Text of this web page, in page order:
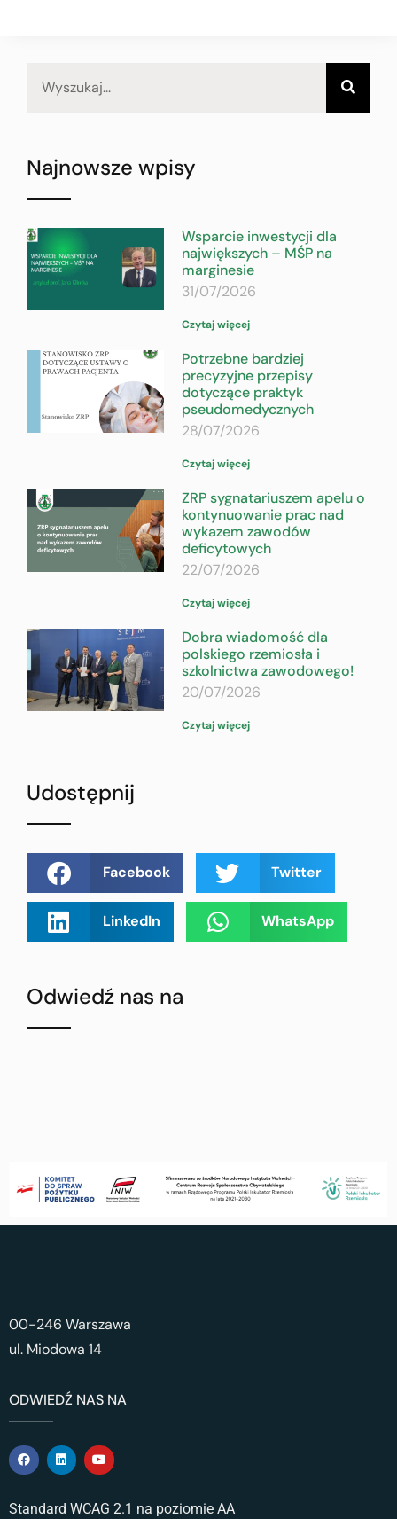
Najnowsze wpisy
Wsparcie inwestycji dla
największych – MŚP na
marginesie
31/07/2026
Czytaj więcej
Potrzebne bardziej
precyzyjne przepisy
dotyczące praktyk
pseudomedycznych
28/07/2026
Czytaj więcej
ZRP sygnatariuszem apelu o
kontynuowanie prac nad
wykazem zawodów
deficytowych
22/07/2026
Czytaj więcej
Dobra wiadomość dla
polskiego rzemiosła i
szkolnictwa zawodowego!
20/07/2026
Czytaj więcej
Udostępnij
Facebook Twitter
LinkedIn WhatsApp
Odwiedź nas na
00-246 Warszawa
ul. Miodowa 14
ODWIEDŹ NAS NA
Standard WCAG 2.1 na poziomie AA